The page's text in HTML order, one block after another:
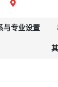
与专业设置